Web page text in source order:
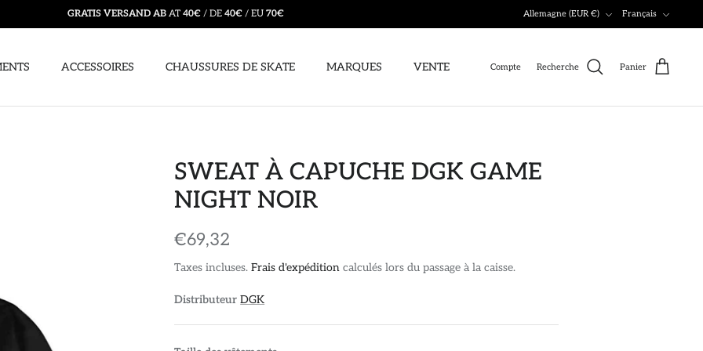
GRATIS VERSAND AB AT 40€ / DE 40€ / EU 70€ Allemagne (EUR €) Français
ACCESSOIRES CHAUSSURES DE SKATE MARQUES VENTE Compte Recherche Panier
SWEAT À CAPUCHE DGK GAME
NIGHT NOIR
€69,32
Taxes incluses.Frais d'expédition calculés lors du passage à la caisse.
Distributeur DGK